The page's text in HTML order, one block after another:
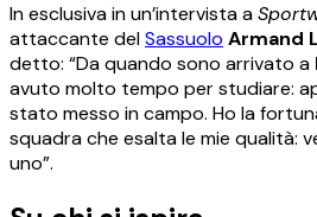
In esclusiva in un’intervista a
attaccante delSassuolo Armand
detto: “Da quando sono arrivato a
avuto molto tempo per studiare:
stato messo in campo. Ho la
squadra che esalta le mie qualità:
uno”.